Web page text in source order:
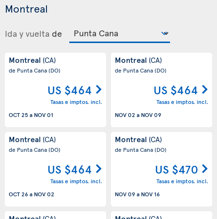
Montreal
Ida y vuelta de
Montreal (CA)
de Punta Cana(DO)
US $464
Tasas e imptos. incl.
OCT 25a NOV 01
Montreal (CA)
de Punta Cana(DO)
US $464
Tasas e imptos. incl.
NOV 02 a NOV 09
Montreal (CA)
de Punta Cana(DO)
US $464
Tasas e imptos. incl.
OCT 26a NOV 02
Montreal (CA)
de Punta Cana(DO)
US $470
Tasas e imptos. incl.
NOV 09a NOV 16